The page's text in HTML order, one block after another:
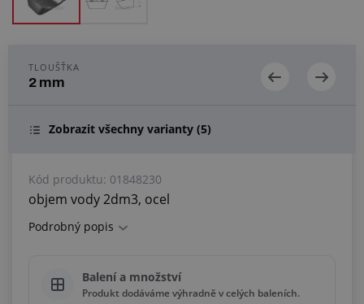
TLOUŠŤKA
2 mm
Zobrazit všechny varianty (5)
Kód produktu: 01848230
objem vody 2dm3, ocel
Podrobný popis
Balení a množství
Produkt dodáváme výhradně v celých baleních.